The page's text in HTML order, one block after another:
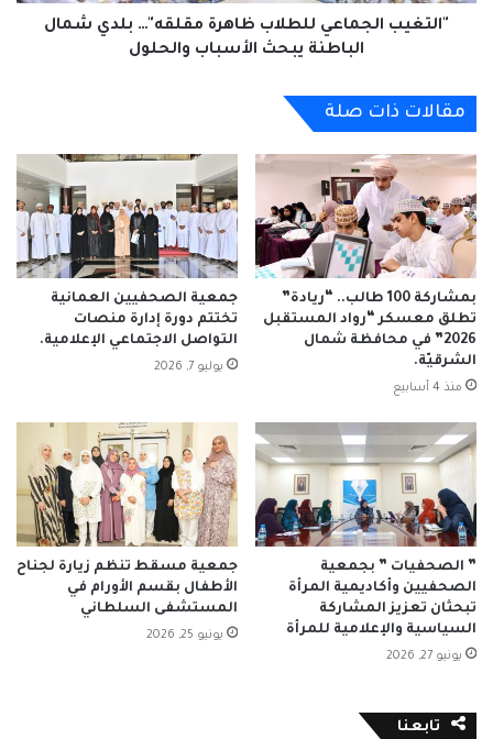
الأسباب"التغيب الجماعي للطلاب ظاهرة مقلقه"… بلدي شمال
الباطنة يبحث الأسباب والحلول
مقالات ذات صلة
بمشاركة 100 طالب.. “ريادة”
تطلق معسكر “رواد المستقبل
2026” في محافظة شمال
الشرقيّة.
منذ 4 أسابيع
جمعية الصحفيين العمانية
تختتم دورة إدارة منصات
التواصل الاجتماعي الإعلامية.
يوليو 7, 2026
” الصحفيات ” بجمعية
الصحفيين وأكاديمية المرأة
تبحثان تعزيز المشاركة
السياسية والإعلامية للمرأة
يونيو 27, 2026
جمعية مسقط تنظم زيارة لجناح
الأطفال بقسم الأورام في
المستشفى السلطاني
يونيو 25, 2026
تابعنا